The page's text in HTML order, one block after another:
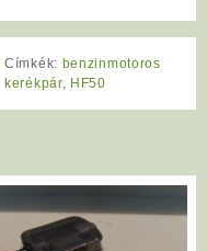
Címkék: benzinmotoros
kerékpár, HF50